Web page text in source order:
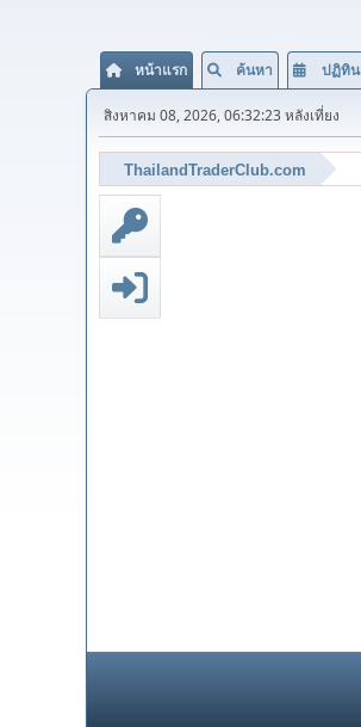
หน้าแรก ค้นหา ปฏิทิน
สิงหาคม 08, 2026, 06:32:23 หลังเที่ยง
ThailandTraderClub.com